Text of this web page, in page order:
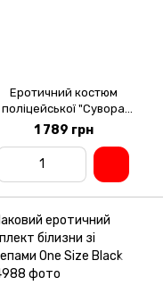
Еротичний костюм
поліцейської "Сувора
Саманта" One Size Black
1 789 грн